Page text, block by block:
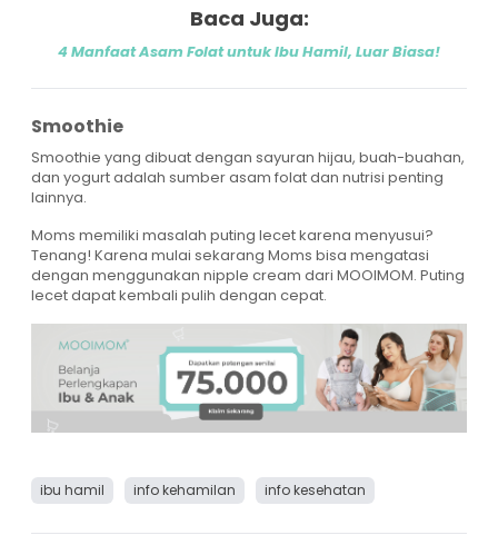
Baca Juga:
4 Manfaat Asam Folat untuk Ibu Hamil, Luar Biasa!
Smoothie
Smoothie yang dibuat dengan sayuran hijau, buah-buahan,
dan yogurt adalah sumber asam folat dan nutrisi penting
lainnya.
Moms memiliki masalah puting lecet karena menyusui?
Tenang! Karena mulai sekarang Moms bisa mengatasi
dengan menggunakan nipple cream dari MOOIMOM. Puting
lecet dapat kembali pulih dengan cepat.
ibu hamil info kehamilan info kesehatan